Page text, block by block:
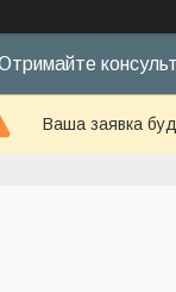
Ваша заявка